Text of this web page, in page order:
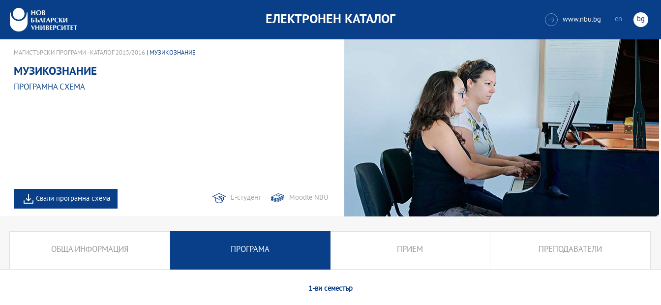
ЕЛЕКТРОНЕН КАТАЛОГ  www.nbu.bg en bg
МАГИСТЪРСКИ ПРОГРАМИ - КАТАЛОГ 2015/2016 | МУЗИКОЗНАНИЕ
МУЗИКОЗНАНИЕ
ПРОГРАМНА СХЕМА
Свали програмна схема Е-студент Moodle NBU
ОБЩА ИНФОРМАЦИЯ ПРОГРАМА ПРИЕМ ПРЕПОДАВАТЕЛИ
1-ви семестър